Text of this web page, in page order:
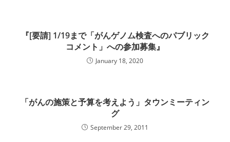
『[要請] 1/19まで「がんゲノム検査へのパブリック
コメント」への参加募集』
January 18, 2020
「がんの施策と予算を考えよう」タウンミーティン
グ
September 29, 2011